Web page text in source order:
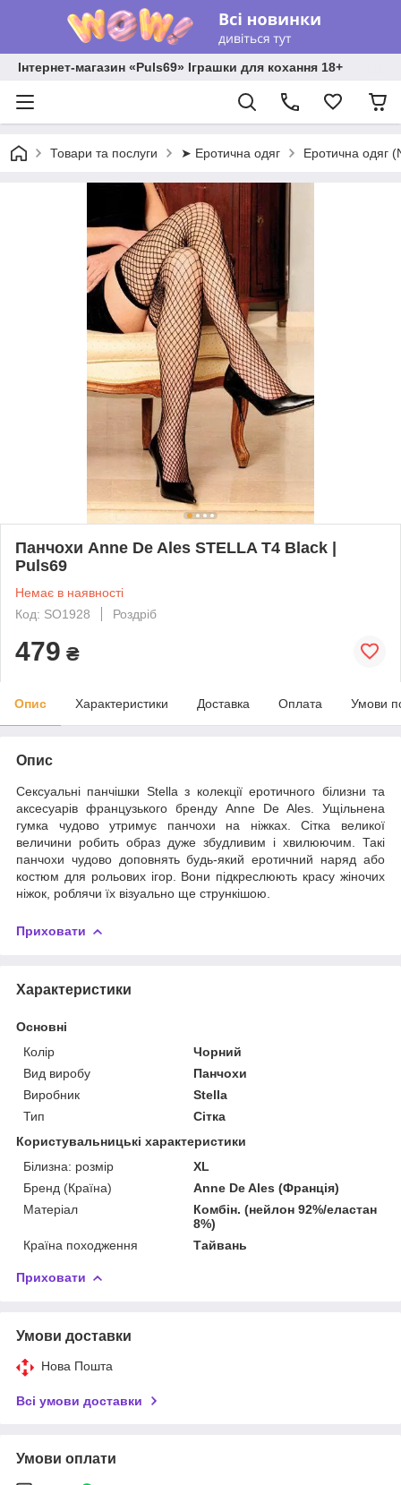
Інтернет-магазин «Puls69» Іграшки для кохання 18+
Товари та послуги ➤ Еротична одяг Еротична одяг
Панчохи Anne De Ales STELLA T4 Black |
Puls69
Немає в наявності
Код: SO1928
Роздріб
479 ₴
Опис Характеристики Доставка Оплата Умови
Опис
Сексуальні панчішки Stella з колекції еротичного білизни та
аксесуарів французького бренду Anne De Ales. Ущільнена
гумка чудово утримує панчохи на ніжках. Сітка великої
величини робить образ дуже збудливим і хвилюючим. Такі
панчохи чудово доповнять будь-який еротичний наряд або
костюм для рольових ігор. Вони підкреслюють красу жіночих
ніжок, роблячи їх візуально ще стрункішою.
Приховати
Характеристики
Основні
Колір
Чорний
Вид виробу
Панчохи
Виробник
Stella
Тип
Сітка
Користувальницькі характеристики
Білизна: розмір
XL
Бренд (Країна)
Anne De Ales (Франція)
Матеріал
Комбін. (нейлон 92%/еластан
8%)
Країна походження
Тайвань
Приховати
Умови доставки
Нова Пошта
Всі умови доставки
Умови оплати